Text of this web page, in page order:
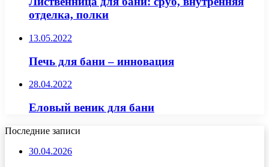
отделка, полки
13.05.2022
Печь для бани – инновация
28.04.2022
Еловый веник для бани
Последние записи
30.04.2026